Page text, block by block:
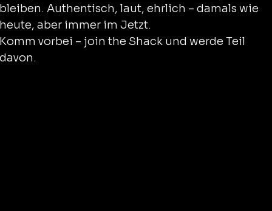
Authentisch, laut, ehrlich – damals wie
aber immer im Jetzt.
vorbei – join the Shack und werde Teil